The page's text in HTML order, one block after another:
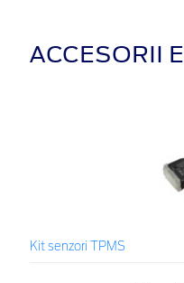
ACCESORII
Kit senzori TPMS